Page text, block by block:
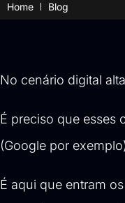
Home Blog
No cenário digital
É preciso que esses
(Google por
É aqui que entram